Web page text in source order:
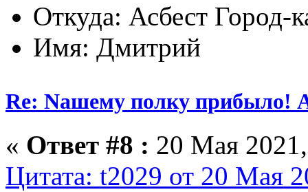
Откуда: Асбест Город-
Имя: Дмитрий
Re: Nашему полку прибыло!
« Ответ #8 : 20 Мая
Цитата: t2029 от 20 Мая